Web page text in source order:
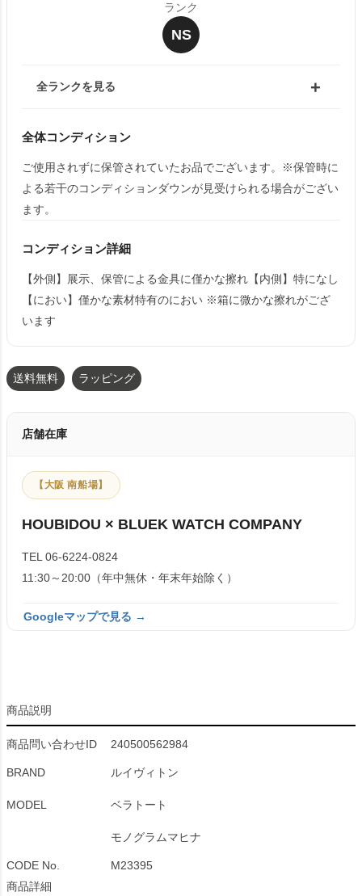
ランク
NS
全ランクを見る
全体コンディション
ご使用されずに保管されていたお品でございます。※保管時に
よる若干のコンディションダウンが見受けられる場合がござい
ます。
コンディション詳細
【外側】展示、保管による金具に僅かな擦れ【内側】特になし
【におい】僅かな素材特有のにおい ※箱に微かな擦れがござ
います
送料無料 ラッピング
店舗在庫
【大阪 南船場】
HOUBIDOU × BLUEK WATCH COMPANY
TEL 06-6224-0824
11:30～20:00（年中無休・年末年始除く）
Googleマップで見る →
商品説明
商品問い合わせID 240500562984
BRAND ルイヴィトン
MODEL ベラトート
モノグラムマヒナ
CODE No.
M23395
商品詳細